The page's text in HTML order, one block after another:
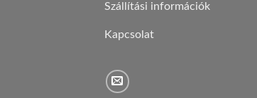
Szállítási információk
Kapcsolat